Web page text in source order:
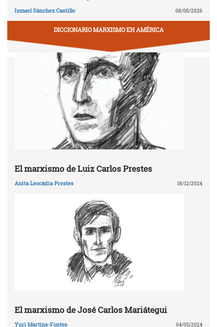
Ismael Sánchez Castillo 08/08/2026
DICCIONARIO MARXISMO EN AMÉRICA
El marxismo de Luiz Carlos Prestes
Anita Leocádia Prestes 18/12/2024
El marxismo de José Carlos Mariátegui
Yuri Martins-Fontes 04/05/2024